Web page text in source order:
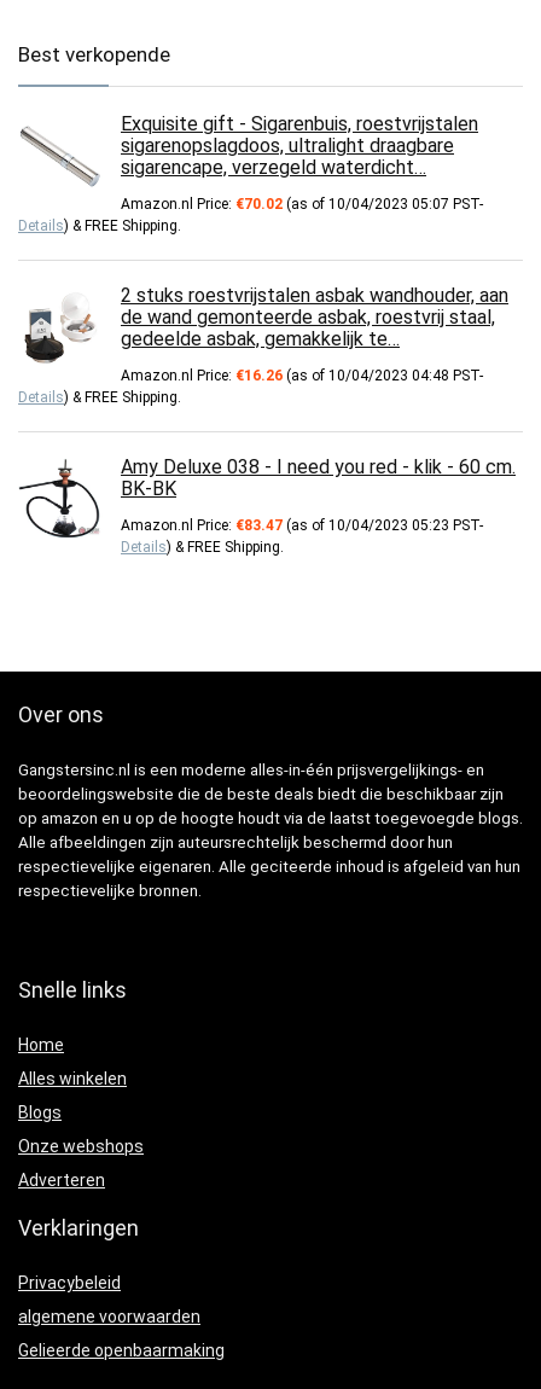
Best verkopende
Exquisite gift - Sigarenbuis, roestvrijstalen
sigarenopslagdoos, ultralight draagbare
sigarencape, verzegeld waterdicht…
Amazon.nl Price: €70.02 (as of 10/04/2023 05:07 PST-
Details) & FREE Shipping.
2 stuks roestvrijstalen asbak wandhouder, aan
de wand gemonteerde asbak, roestvrij staal,
gedeelde asbak, gemakkelijk te…
Amazon.nl Price: €16.26 (as of 10/04/2023 04:48 PST-
Details) & FREE Shipping.
Amy Deluxe 038 - I need you red - klik - 60 cm.
BK-BK
Amazon.nl Price: €83.47 (as of 10/04/2023 05:23 PST-
Details) & FREE Shipping.
Over ons
Gangstersinc.nl is een moderne alles-in-één prijsvergelijkings- en
beoordelingswebsite die de beste deals biedt die beschikbaar zijn
op amazon en u op de hoogte houdt via de laatst toegevoegde blogs.
Alle afbeeldingen zijn auteursrechtelijk beschermd door hun
respectievelijke eigenaren. Alle geciteerde inhoud is afgeleid van hun
respectievelijke bronnen.
Snelle links
Home
Alles winkelen
Blogs
Onze webshops
Adverteren
Verklaringen
Privacybeleid
algemene voorwaarden
Gelieerde openbaarmaking